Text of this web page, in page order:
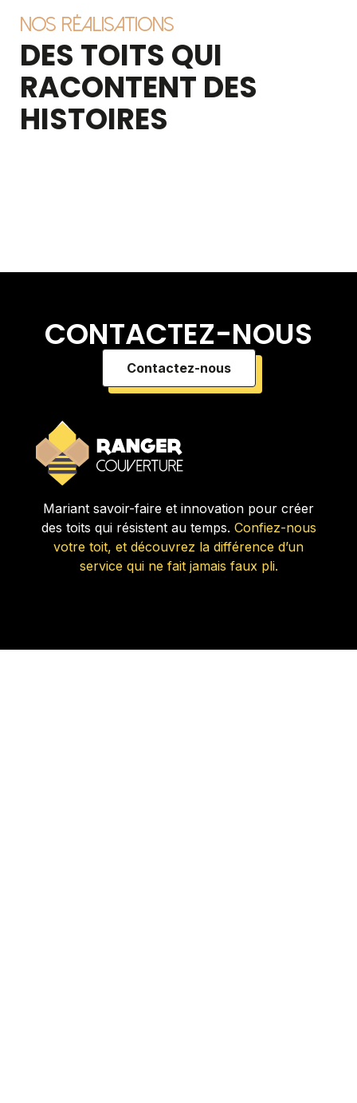
Nos réalisations
DES TOITS QUI
RACONTENT DES
HISTOIRES
CONTACTEZ-NOUS
Contactez-nous
Mariant savoir-faire et innovation pour créer
des toits qui résistent au temps. Confiez-nous
votre toit, et découvrez la différence d’un
service qui ne fait jamais faux pli.